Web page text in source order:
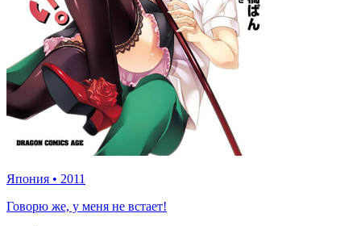
Япония • 2011
Говорю же, у меня не встает!